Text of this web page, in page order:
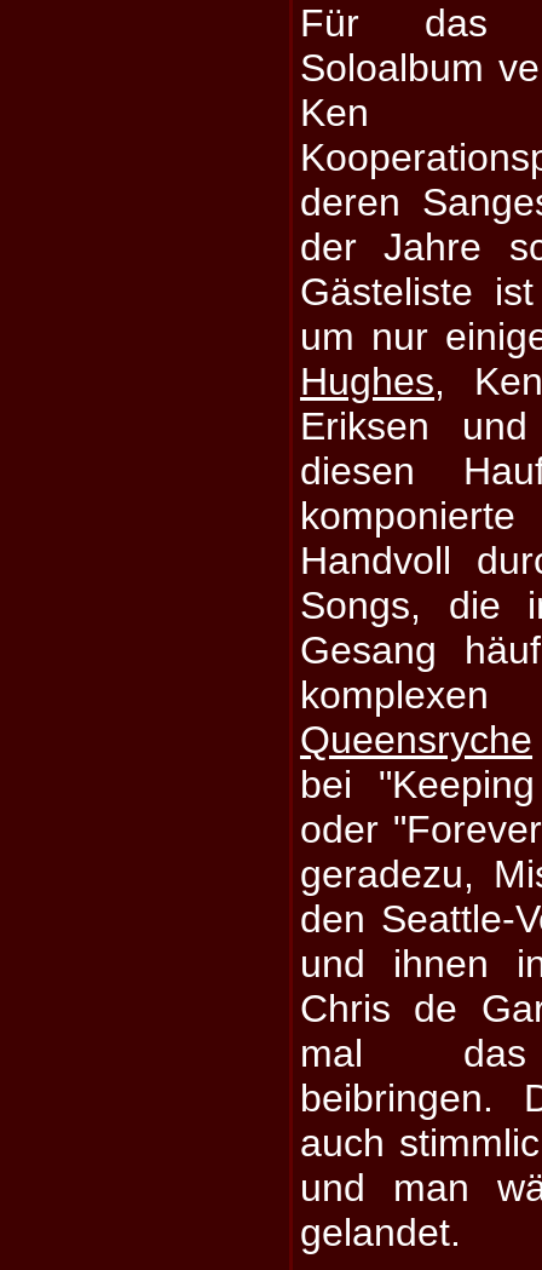
Für das
Soloalbum
Ken
deren
der Jahre
Gästeliste
um nur
Hughes,
Eriksen
diesen
Handvoll
Songs, die
Gesang
Queensryche
bei
oder
geradezu,
den Seattle-
und ihnen
Chris de
mal das
beibringen.
auch
und man
gelandet.